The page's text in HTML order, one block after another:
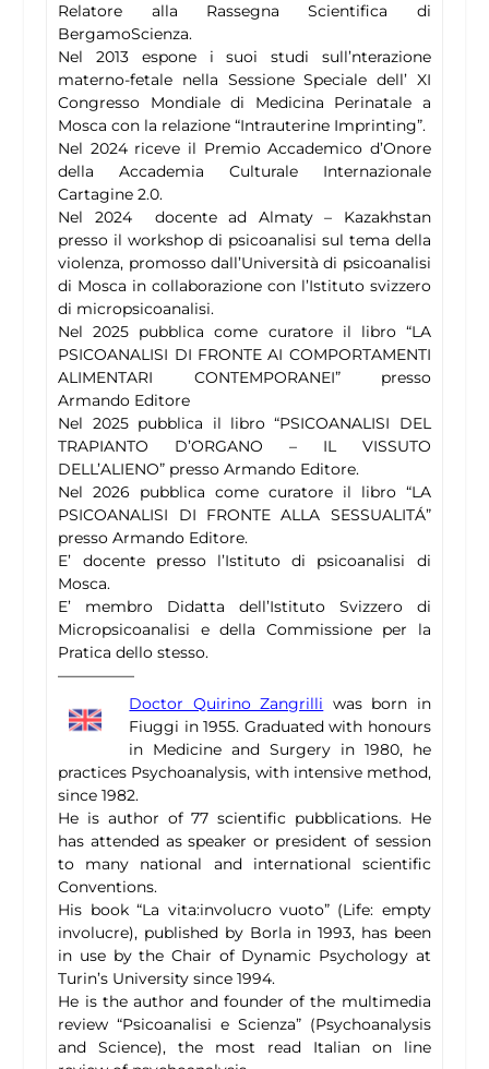
Relatore alla Rassegna Scientifica di
BergamoScienza.
Nel 2013 espone i suoi studi sull’nterazione
materno-fetale nella Sessione Speciale dell’ XI
Congresso Mondiale di Medicina Perinatale a
Mosca con la relazione “Intrauterine Imprinting”.
Nel 2024 riceve il Premio Accademico d’Onore
della Accademia Culturale Internazionale
Cartagine 2.0.
Nel 2024 docente ad Almaty – Kazakhstan
presso il workshop di psicoanalisi sul tema della
violenza, promosso dall’Università di psicoanalisi
di Mosca in collaborazione con l’Istituto svizzero
di micropsicoanalisi.
Nel 2025 pubblica come curatore il libro “LA
PSICOANALISI DI FRONTE AI COMPORTAMENTI
ALIMENTARI CONTEMPORANEI” presso
Armando Editore
Nel 2025 pubblica il libro “PSICOANALISI DEL
TRAPIANTO D’ORGANO – IL VISSUTO
DELL’ALIENO” presso Armando Editore.
Nel 2026 pubblica come curatore il libro “LA
PSICOANALISI DI FRONTE ALLA SESSUALITÁ”
presso Armando Editore.
E’ docente presso l’Istituto di psicoanalisi di
Mosca.
E’ membro Didatta dell’Istituto Svizzero di
Micropsicoanalisi e della Commissione per la
Pratica dello stesso.
—————
Doctor Quirino Zangrilli was born in
Fiuggi in 1955. Graduated with honours
in Medicine and Surgery in 1980, he
practices Psychoanalysis, with intensive method,
since 1982.
He is author of 77 scientific pubblications. He
has attended as speaker or president of session
to many national and international scientific
Conventions.
His book “La vita:involucro vuoto” (Life: empty
involucre), published by Borla in 1993, has been
in use by the Chair of Dynamic Psychology at
Turin’s University since 1994.
He is the author and founder of the multimedia
review “Psicoanalisi e Scienza” (Psychoanalysis
and Science), the most read Italian on line